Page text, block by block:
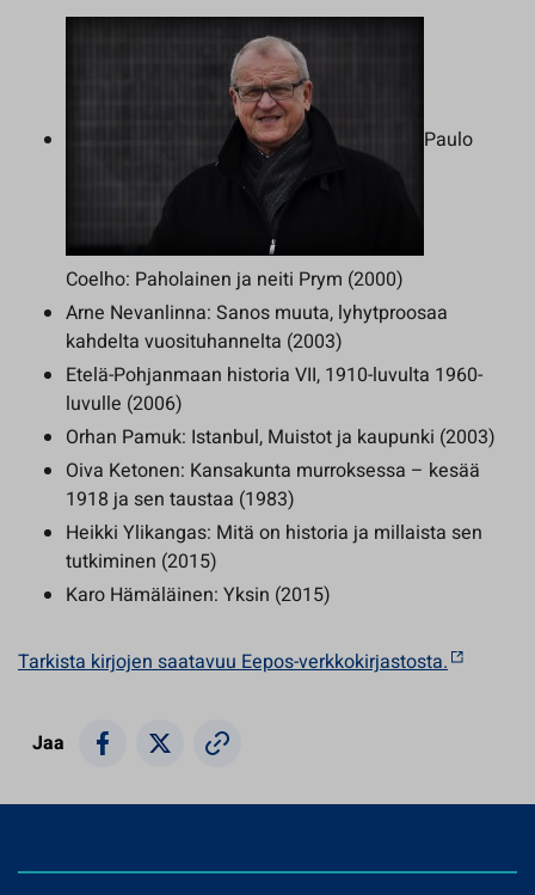
Paulo
Coelho: Paholainen ja neiti Prym (2000)
Arne Nevanlinna: Sanos muuta, lyhytproosaa
kahdelta vuosituhannelta (2003)
Etelä-Pohjanmaan historia VII, 1910-luvulta 1960-
luvulle (2006)
Orhan Pamuk: Istanbul, Muistot ja kaupunki (2003)
Oiva Ketonen: Kansakunta murroksessa – kesää
1918 ja sen taustaa (1983)
Heikki Ylikangas: Mitä on historia ja millaista sen
tutkiminen (2015)
Karo Hämäläinen: Yksin (2015)
Tarkista kirjojen saatavuu Eepos-verkkokirjastosta.
Jaa